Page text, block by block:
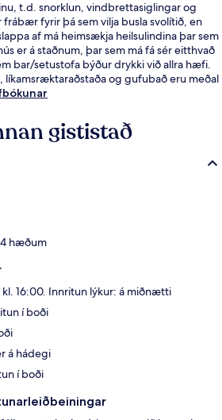
t.d. snorklun, vindbrettasiglingar og
frábær fyrir þá sem vilja busla svolítið, en
af má heimsækja heilsulindina þar sem
er á staðnum, þar sem má fá sér eitthvað
bar/setustofa býður drykki við allra hæfi.
líkamsræktaraðstaða og gufubað eru meðal
gestir hafa sagt að meðal helstu kosta
gististað
hæðum
16:00. Innritun lýkur: á miðnætti
í boði
á hádegi
í boði